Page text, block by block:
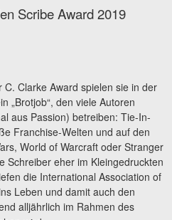
Scribe Award 2019
Clarke Award spielen sie in der
„Brotjob“, den viele Autoren
aus Passion) betreiben: Tie-In-
Franchise-Welten und auf den
World of Warcraft oder Stranger
Schreiber eher im Kleingedruckten
die International Association of
Leben und damit auch den
alljährlich im Rahmen des